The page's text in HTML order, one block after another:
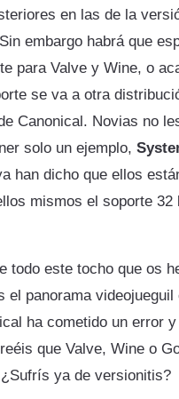
en las de la
embargo habrá que
para Valve y Wine, o
se va a otra
Canonical. Novias no
solo un ejemplo,
han dicho que ellos
mismos el soporte 32
todo este tocho que os
el panorama
ha cometido un error
que Valve, Wine o
ya de versionitis?